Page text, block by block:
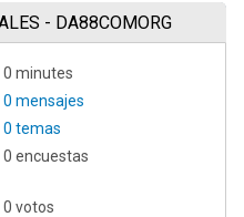
- DA88COMORG
0 minutes
0 mensajes
0 temas
0 encuestas
0 votos